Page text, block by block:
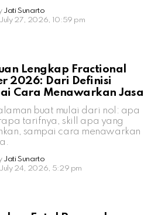
Jati Sunarto
July 27, 2026, 10:59 pm
Lengkap Fractional
2026: Dari Definisi
Cara Menawarkan Jasa
buat mulai dari nol: apa
tarifnya, skill apa yang
sampai cara menawarkan
Jati Sunarto
July 24, 2026, 5:29 pm